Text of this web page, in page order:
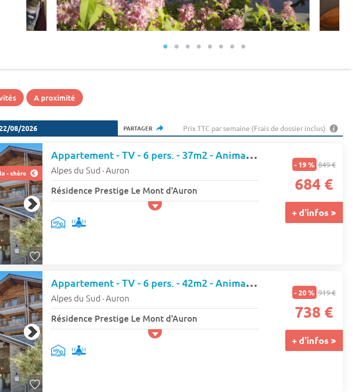
A proximité
08/2026 PARTAGER Prix TTC par semaine (Frais de dossier inclus)
- chère
Appartement - TV - 6 pers. - 37m2 - Animaux admis
Alpes du Sud -Auron
Résidence Prestige Le Mont d'Auron
- 19 % 849 €
684 €
+ d'infos >
Appartement - TV - 6 pers. - 42m2 - Animaux admis
Alpes du Sud -Auron
Résidence Prestige Le Mont d'Auron
- 20 % 919 €
738 €
+ d'infos >